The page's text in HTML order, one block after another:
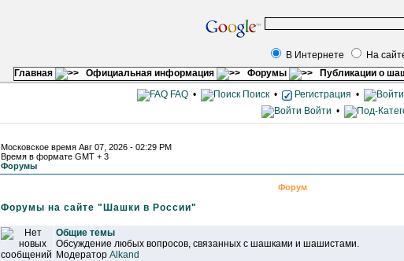
В Интернете
На
Главная
Официальная информация Форумы Публикации о
FAQ • Поиск • Регистрация •
Войти •
Московское время Авг 07, 2026 - 02:29 PM
Время в формате GMT + 3
Форумы
Форум
Форумы на сайте "Шашки в России"
Общие темы
Обсуждение любых вопросов, связанных с шашками и шашистами.
Модератор Alkand